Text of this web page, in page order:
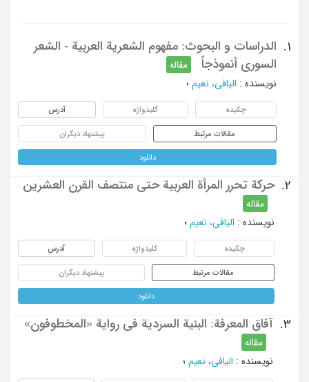
1.
الدراسات و البحوث: مفهوم الشعریة العربیة - الشعر
السوری أنموذجاً
مقاله
نویسنده : الیافی، نعیم ؛
چکیده کلیدواژه آدرس
مقالات مرتبط پیشنهاد دیگران
دانلود
2. حرکة تحرر المرأة العربیة حتی منتصف القرن العشرین
مقاله
نویسنده : الیافی، نعیم ؛
چکیده کلیدواژه آدرس
مقالات مرتبط پیشنهاد دیگران
دانلود
3. آفاق المعرفة: البنیة السردیة فی روایة «المخطوفون»
مقاله
نویسنده : الیافی، نعیم ؛